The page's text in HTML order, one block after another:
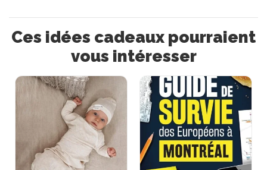
Ces idées cadeaux pourraient
vous intéresser